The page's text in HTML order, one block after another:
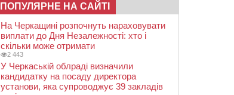
ПОПУЛЯРНЕ НА САЙТІ
На Черкащині розпочнуть нараховувати
виплати до Дня Незалежності: хто і
скільки може отримати
2 443
У Черкаській облраді визначили
кандидатку на посаду директора
установи, яка супроводжує 39 закладів